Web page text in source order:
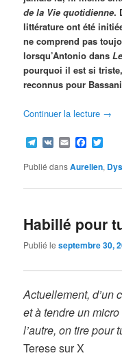
de la Vie quotidienne.
littérature ont été
ne comprend pas
lorsqu’Antonio dans
pourquoi il est si
reconnus pour
Continuer la lecture →
Telegram
VK Email
Publié dansAurelien,
Habillé pour
Publié leseptembre 30,
Actuellement, d’un
et à tendre un
l’autre, on tire pour
Terese sur X